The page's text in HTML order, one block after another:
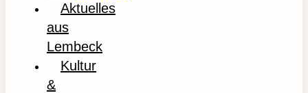
Aktuelles
aus
Lembeck
Kultur
&